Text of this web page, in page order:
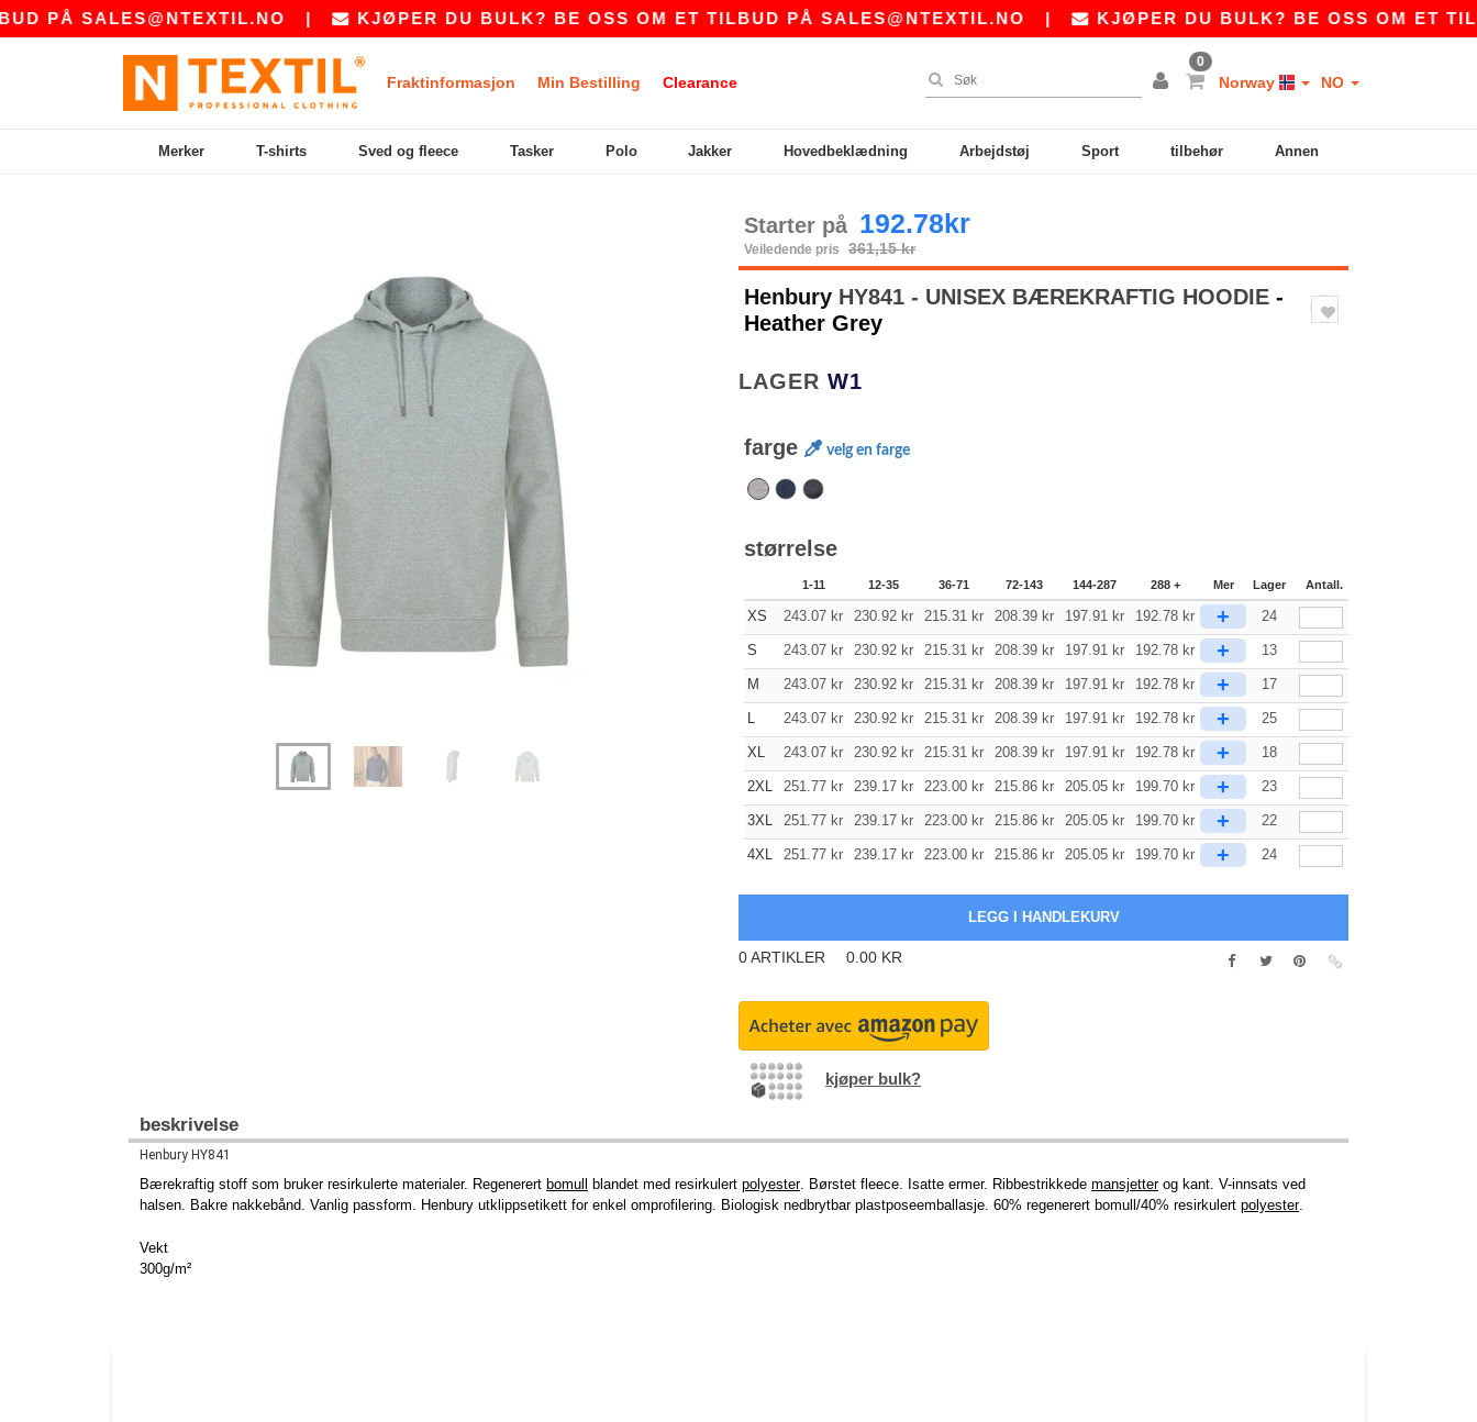
SALES@NTEXTIL.NO| KJØPER DU BULK? BE OSS OM ET TILBUD PÅSALES@NTEXTIL.NO| KJØPER DU BULK? BE OSS OM ET TILBUD
Fraktinformasjon Min Bestilling Clearance
0
Norway NO
Merker T-shirts Sved og fleece Tasker Polo Jakker Hovedbeklædning Arbejdstøj Sport tilbehør Annen
Starter på 192.78kr
Veiledende pris 361,15 kr
Henbury HY841 - UNISEX BÆREKRAFTIG HOODIE -
Heather Grey
LAGER W1
farge velg en farge
størrelse
1-11 12-35 36-71 72-143 144-287 288 + Mer Lager Antall.
XS 243.07 kr 230.92 kr 215.31 kr 208.39 kr 197.91 kr 192.78 kr + 24
S 243.07 kr 230.92 kr 215.31 kr 208.39 kr 197.91 kr 192.78 kr + 13
M 243.07 kr 230.92 kr 215.31 kr 208.39 kr 197.91 kr 192.78 kr + 17
L 243.07 kr 230.92 kr 215.31 kr 208.39 kr 197.91 kr 192.78 kr + 25
XL 243.07 kr 230.92 kr 215.31 kr 208.39 kr 197.91 kr 192.78 kr + 18
2XL 251.77 kr 239.17 kr 223.00 kr 215.86 kr 205.05 kr 199.70 kr + 23
3XL 251.77 kr 239.17 kr 223.00 kr 215.86 kr 205.05 kr 199.70 kr + 22
4XL 251.77 kr 239.17 kr 223.00 kr 215.86 kr 205.05 kr 199.70 kr + 24
0ARTIKLER 0.00 KR
kjøper bulk?
beskrivelse
Henbury HY841
Bærekraftig stoff som bruker resirkulerte materialer. Regenerert bomull blandet med resirkulert polyester. Børstet fleece. Isatte ermer. Ribbestrikkede mansjetterog kant. V-innsats ved
halsen. Bakre nakkebånd. Vanlig passform. Henbury utklippsetikett for enkel omprofilering. Biologisk nedbrytbar plastposeemballasje. 60% regenerert bomull/40% resirkulert polyester.
Vekt
300g/m²